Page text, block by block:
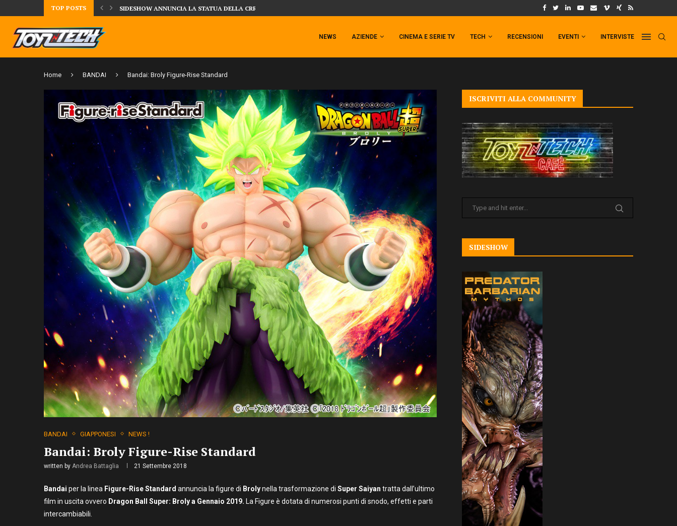
TOP POSTS
DELLA CRRATURA DELLA LAGUNA...DAL MONDO DEGLI X-MEN ARRIVA TEMPESTA TARGATA SIDESHOW! IL TRAILER DI FIST OF THE NORTH STAR!
NEWS AZIENDE CINEMA E SERIE TV TECH RECENSIONI EVENTI INTERVISTE
Home BANDAI Bandai: Broly Figure-Rise Standard
BANDAI GIAPPONESI NEWS !
Bandai: Broly Figure-Rise Standard
written by Andrea Battaglia 21 Settembre 2018
Bandai per la linea Figure-Rise Standard annuncia la figure di Brolynella trasformazione di Super Saiyan tratta dall’ultimo
film in uscita ovvero Dragon Ball Super: Broly a Gennaio 2019. La Figure è dotata di numerosi punti di snodo, effetti e parti
intercambiabili.
ISCRIVITI ALLA COMMUNITY
SIDESHOW